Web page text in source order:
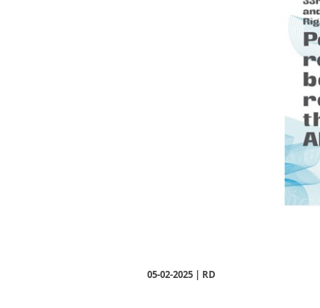
05-02-2025 | RD